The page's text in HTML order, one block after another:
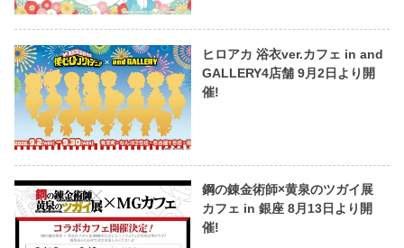
ヒロアカ 浴衣ver.カフェ in and
GALLERY4店舗 9月2日より開
催!
鋼の錬金術師×黄泉のツガイ展
カフェ in 銀座 8月13日より開
催!